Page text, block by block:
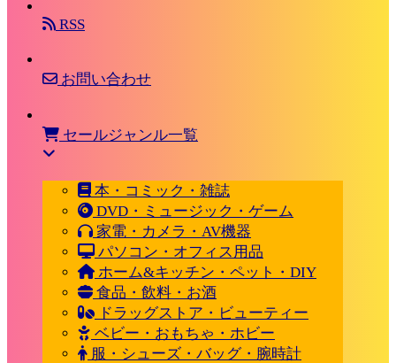
RSS
お問い合わせ
セールジャンル一覧
本・コミック・雑誌
DVD・ミュージック・ゲーム
家電・カメラ・AV機器
パソコン・オフィス用品
ホーム&キッチン・ペット・DIY
食品・飲料・お酒
ドラッグストア・ビューティー
ベビー・おもちゃ・ホビー
服・シューズ・バッグ・腕時計